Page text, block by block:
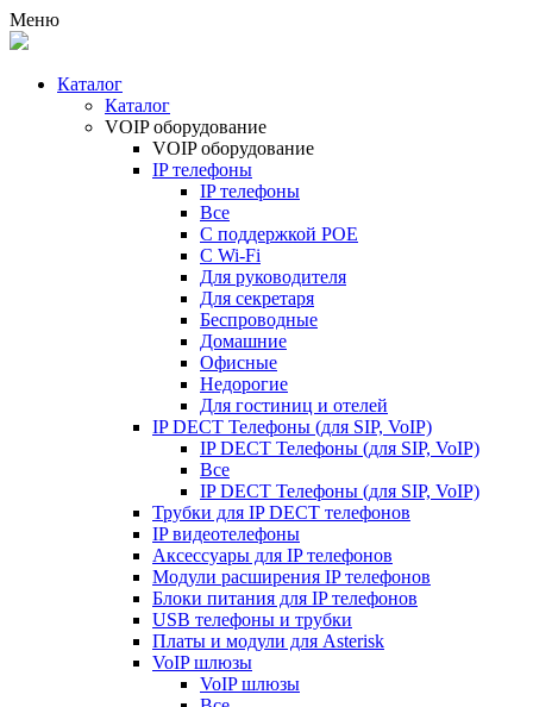
Меню
Каталог
Каталог
VOIP оборудование
VOIP оборудование
IP телефоны
IP телефоны
Все
С поддержкой POE
C Wi-Fi
Для руководителя
Для секретаря
Беспроводные
Домашние
Офисные
Недорогие
Для гостиниц и отелей
IP DECT Телефоны (для SIP, VoIP)
IP DECT Телефоны (для SIP, VoIP)
Все
IP DECT Телефоны (для SIP, VoIP)
Трубки для IP DECT телефонов
IP видеотелефоны
Аксессуары для IP телефонов
Модули расширения IP телефонов
Блоки питания для IP телефонов
USB телефоны и трубки
Платы и модули для Asterisk
VoIP шлюзы
VoIP шлюзы